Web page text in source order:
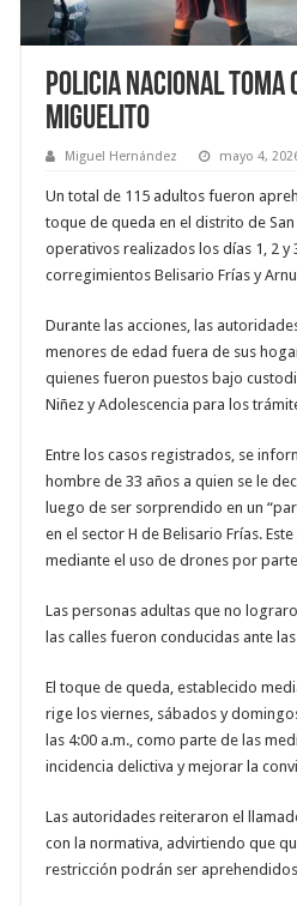
Policia Nacional Toma
Miguelito
Miguel Hernández mayo 4,
Un total de 115 adultos fueron
toque de queda en el distrito de
operativos realizados los días 1, 2 y
corregimientos Belisario Frías y
Durante las acciones, las
menores de edad fuera de sus
quienes fueron puestos bajo
Niñez y Adolescencia para los
Entre los casos registrados, se
hombre de 33 años a quien se le
luego de ser sorprendido en un
en el sector H de Belisario Frías.
mediante el uso de drones por
Las personas adultas que no
las calles fueron conducidas ante
El toque de queda, establecido
rige los viernes, sábados y
las 4:00 a.m., como parte de las
incidencia delictiva y mejorar la
Las autoridades reiteraron el
con la normativa, advirtiendo que
restricción podrán ser